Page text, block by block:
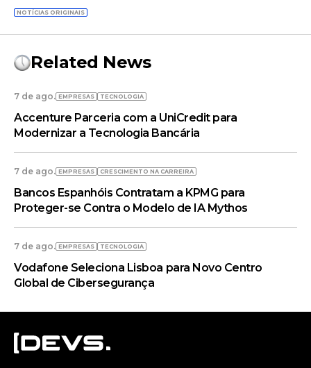
NOTÍCIAS ORIGINAIS
Related News
7 de ago. EMPRESAS TECNOLOGIA
Accenture Parceria com a UniCredit para
Modernizar a Tecnologia Bancária
7 de ago. EMPRESAS CRESCIMENTO NA CARREIRA
Bancos Espanhóis Contratam a KPMG para
Proteger-se Contra o Modelo de IA Mythos
7 de ago. EMPRESAS TECNOLOGIA
Vodafone Seleciona Lisboa para Novo Centro
Global de Cibersegurança